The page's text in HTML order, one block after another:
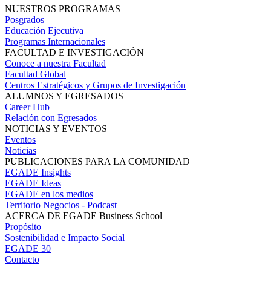
NUESTROS PROGRAMAS
Posgrados
Educación Ejecutiva
Programas Internacionales
FACULTAD E INVESTIGACIÓN
Conoce a nuestra Facultad
Facultad Global
Centros Estratégicos y Grupos de Investigación
ALUMNOS Y EGRESADOS
Career Hub
Relación con Egresados
NOTICIAS Y EVENTOS
Eventos
Noticias
PUBLICACIONES PARA LA COMUNIDAD
EGADE Insights
EGADE Ideas
EGADE en los medios
Territorio Negocios - Podcast
ACERCA DE EGADE Business School
Propósito
Sostenibilidad e Impacto Social
EGADE 30
Contacto